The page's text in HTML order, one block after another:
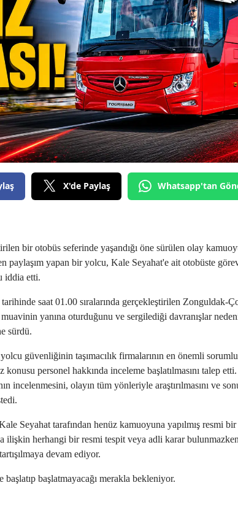
X'de Paylaş Whatsapp'tan
bir otobüs seferinde yaşandığı öne sürülen olay
paylaşım yapan bir yolcu, Kale Seyahat'e ait otobüste
iddia etti.
saat 01.00 sıralarında gerçekleştirilen Zonguldak-
muavinin yanına oturduğunu ve sergilediği davranışlar
sürdü.
güvenliğinin taşımacılık firmalarının en önemli
personel hakkında inceleme başlatılmasını talep
incelenmesini, olayın tüm yönleriyle araştırılmasını ve
Seyahat tarafından henüz kamuoyuna yapılmış resmi bir
ilişkin herhangi bir resmi tespit veya adli karar
devam ediyor.
başlatmayacağı merakla bekleniyor.